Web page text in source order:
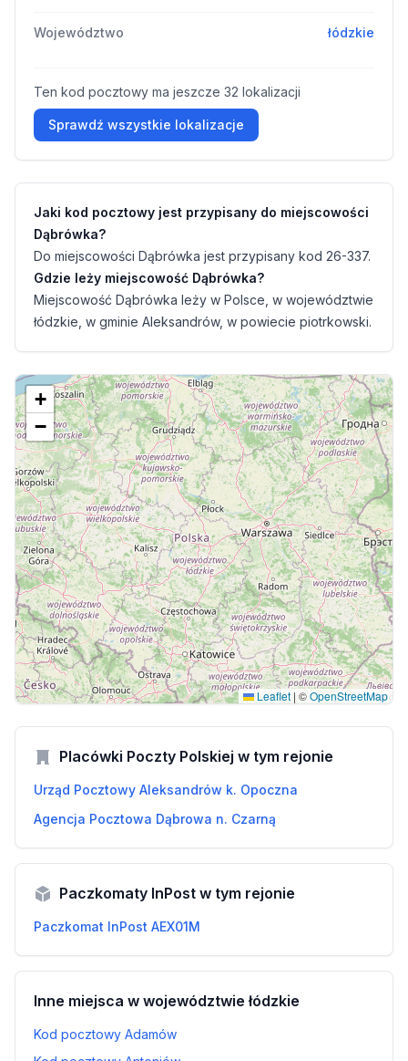
Województwo łódzkie
Ten kod pocztowy ma jeszcze 32 lokalizacji
Sprawdź wszystkie lokalizacje
Jaki kod pocztowy jest przypisany do miejscowości
Dąbrówka?
Do miejscowości Dąbrówka jest przypisany kod 26-337.
Gdzie leży miejscowość Dąbrówka?
Miejscowość Dąbrówka leży w Polsce, w województwie
łódzkie, w gminie Aleksandrów, w powiecie piotrkowski.
+
−
Leaflet | ©OpenStreetMap
Placówki Poczty Polskiej w tym rejonie
Urząd Pocztowy Aleksandrów k. Opoczna
Agencja Pocztowa Dąbrowa n. Czarną
Paczkomaty InPost w tym rejonie
Paczkomat InPost AEX01M
Inne miejsca w województwie łódzkie
Kod pocztowy Adamów